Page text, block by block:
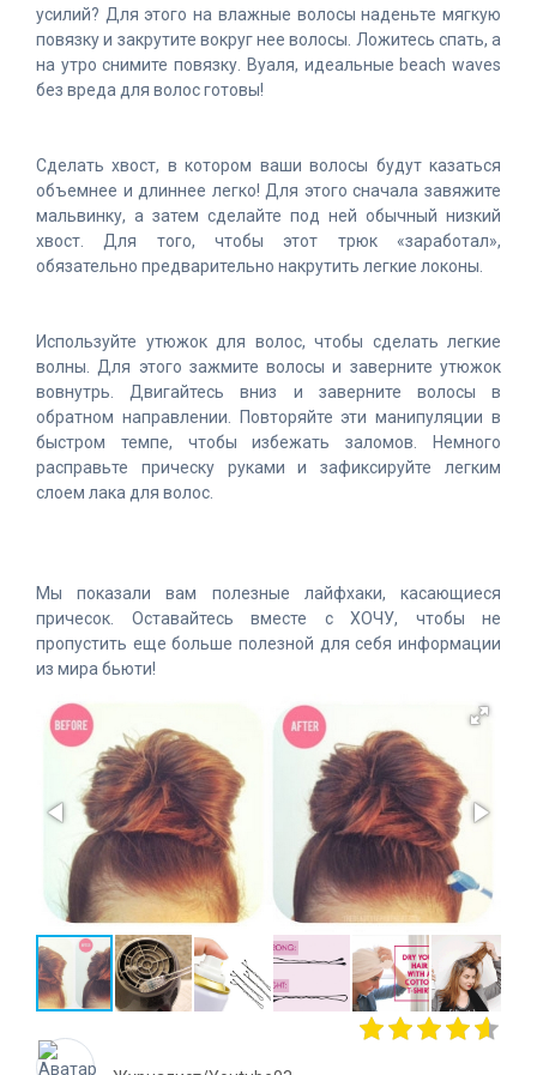
усилий? Для этого на влажные волосы наденьте мягкую
повязку и закрутите вокруг нее волосы. Ложитесь спать, а
на утро снимите повязку. Вуаля, идеальные beach waves
без вреда для волос готовы!
Сделать хвост, в котором ваши волосы будут казаться
объемнее и длиннее легко! Для этого сначала завяжите
мальвинку, а затем сделайте под ней обычный низкий
хвост. Для того, чтобы этот трюк «заработал»,
обязательно предварительно накрутить легкие локоны.
Используйте утюжок для волос, чтобы сделать легкие
волны. Для этого зажмите волосы и заверните утюжок
вовнутрь. Двигайтесь вниз и заверните волосы в
обратном направлении. Повторяйте эти манипуляции в
быстром темпе, чтобы избежать заломов. Немного
расправьте прическу руками и зафиксируйте легким
слоем лака для волос.
Мы показали вам полезные лайфхаки, касающиеся
причесок. Оставайтесь вместе с ХОЧУ, чтобы не
пропустить еще больше полезной для себя информации
из мира бьюти!